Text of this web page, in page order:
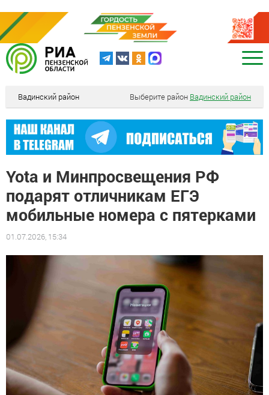
Вадинский район Выберите район Вадинский район
Yota и Минпросвещения РФ
подарят отличникам ЕГЭ
мобильные номера с пятерками
01.07.2026, 15:34